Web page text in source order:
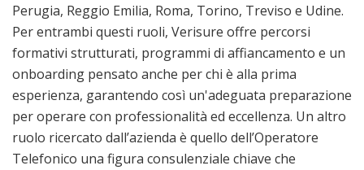
Perugia, Reggio Emilia, Roma, Torino, Treviso e Udine.
Per entrambi questi ruoli, Verisure offre percorsi
formativi strutturati, programmi di affiancamento e un
onboarding pensato anche per chi è alla prima
esperienza, garantendo così un'adeguata preparazione
per operare con professionalità ed eccellenza. Un altro
ruolo ricercato dall’azienda è quello dell’Operatore
Telefonico una figura consulenziale chiave che